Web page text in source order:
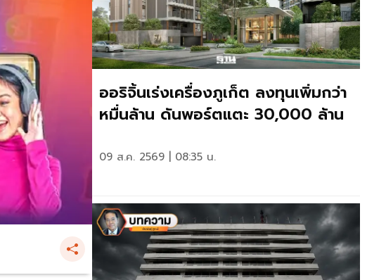
ออริจิ้นเร่งเครื่องภูเก็ต ลงทุนเพิ่มกว่า
หมื่นล้าน ดันพอร์ตแตะ 30,000 ล้าน
09 ส.ค. 2569 | 08:35 น.